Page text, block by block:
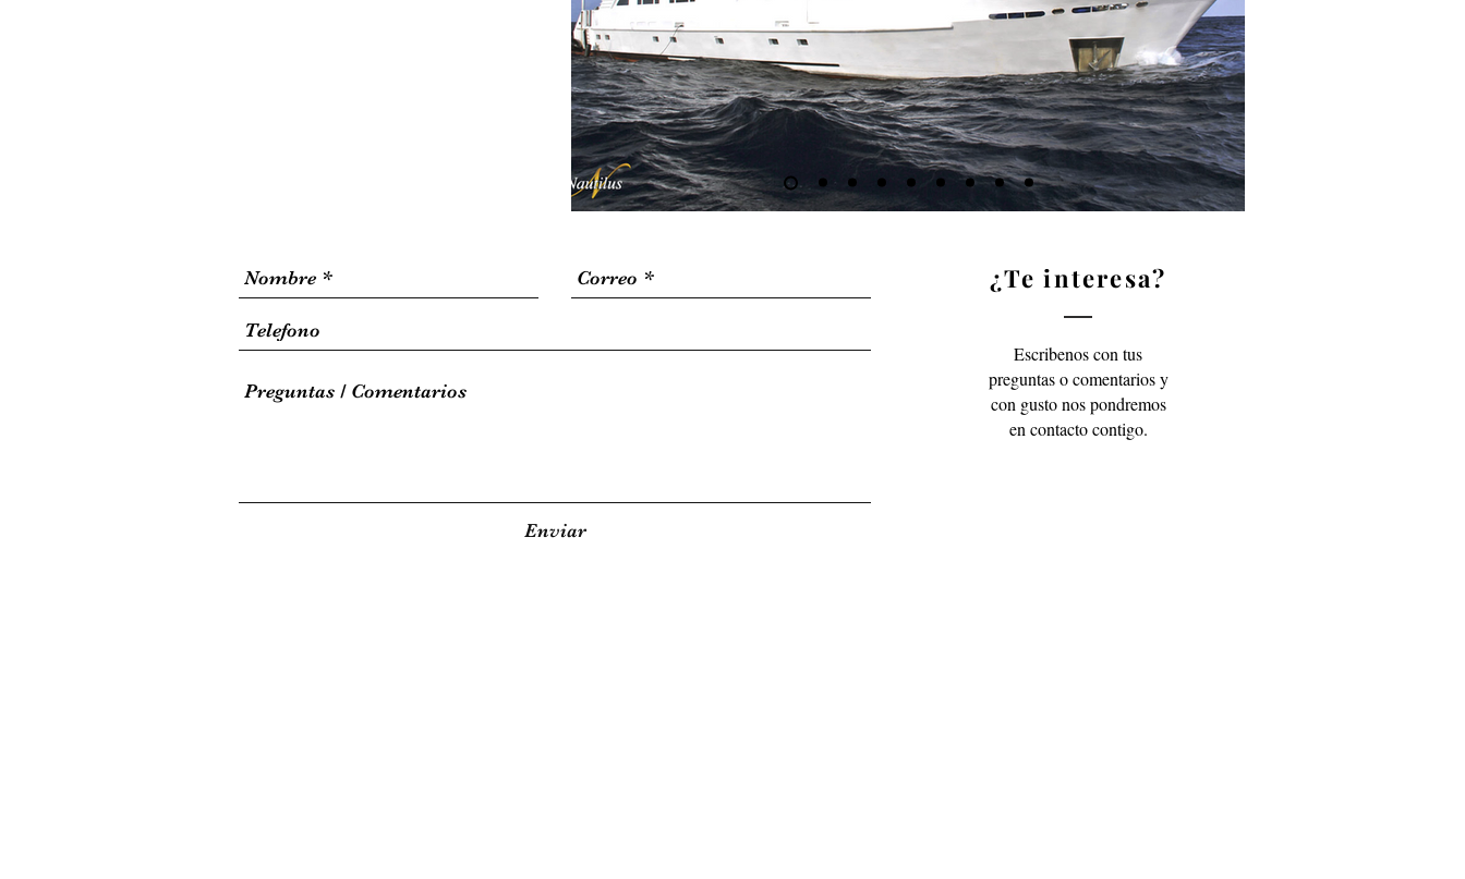
Enviar
¿Te interesa?
Escribenos con tus
preguntas o comentarios y
con gusto nos pondremos
en contacto contigo.